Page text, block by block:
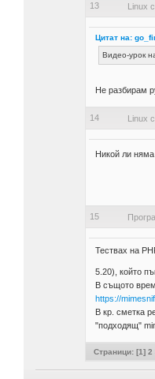
13 Linux
Цитат на:
Видео-урок
Не разбирам
14 Linux
Никой ли
15
Тествах на
5.20), който
В същото
https://
В кр. сметка
"подходящ"
Страници: [1] 2